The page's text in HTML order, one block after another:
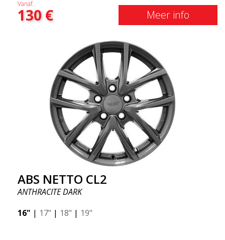
Vanaf:
130€ Meer info
ABS NETTO CL2
ANTHRACITE DARK
16" | 17" | 18" | 19"